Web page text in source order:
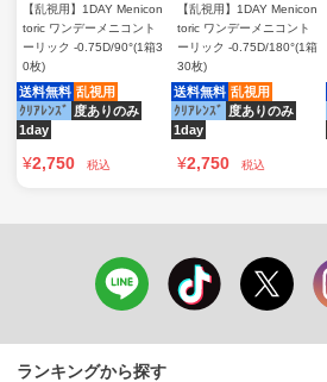
【乱視用】1DAY Menicon
toric ワンデーメニコント
ーリック -0.75D/90°(1箱3
0枚)
送料無料 乱視用
ｸﾘｱﾚﾝｽﾞ 度ありのみ
1day
¥2,750 税込
【乱視用】1DAY Menicon
toric ワンデーメニコント
ーリック -0.75D/180°(1箱
30枚)
送料無料 乱視用
ｸﾘｱﾚﾝｽﾞ 度ありのみ
1day
¥2,750 税込
ランキングから探す